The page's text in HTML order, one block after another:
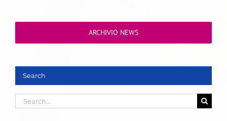
ARCHIVIO NEWS
Search
Search
for: